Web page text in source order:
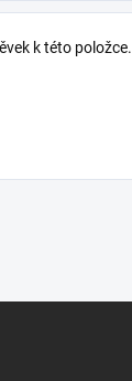
k této položce.